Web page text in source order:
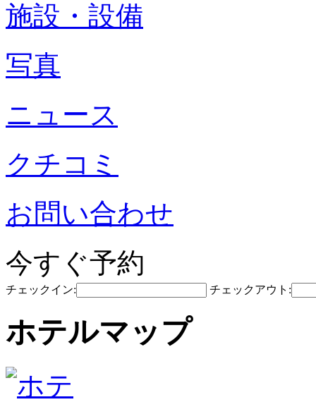
施設・設備
写真
ニュース
クチコミ
お問い合わせ
今すぐ予約
チェックイン: チェックアウト:
ホテルマップ